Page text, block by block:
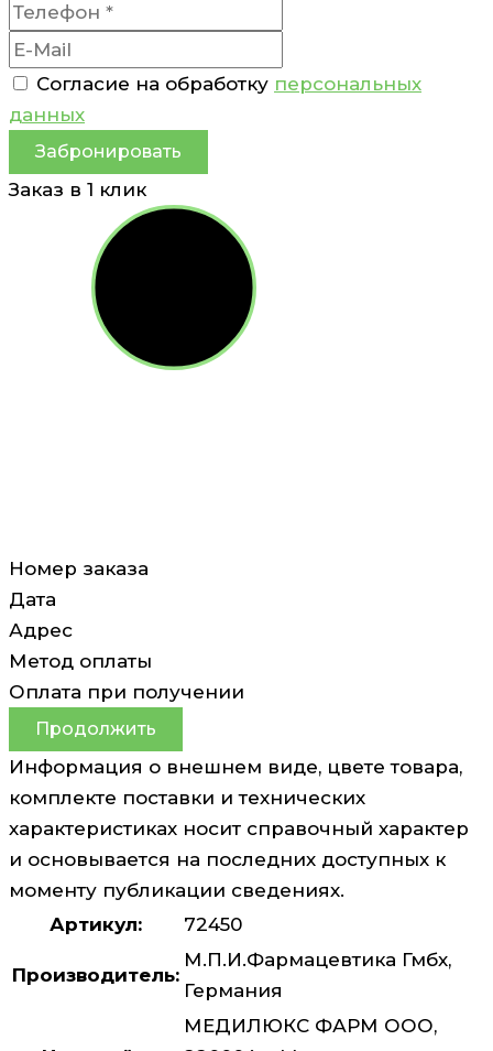
Согласие на обработку персональных
данных
Забронировать
Заказ в 1 клик
Номер заказа
Дата
Адрес
Метод оплаты
Оплата при получении
Продолжить
Информация о внешнем виде, цвете товара,
комплекте поставки и технических
характеристиках носит справочный характер
и основывается на последних доступных к
моменту публикации сведениях.
Артикул:
72450
Производитель:
М.П.И.Фармацевтика Гмбх,
Германия
МЕДИЛЮКС ФАРМ ООО,